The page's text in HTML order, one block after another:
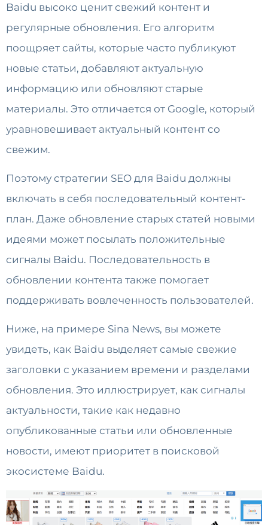
Baidu высоко ценит свежий контент и
регулярные обновления. Его алгоритм
поощряет сайты, которые часто публикуют
новые статьи, добавляют актуальную
информацию или обновляют старые
материалы. Это отличается от Google, который
уравновешивает актуальный контент со
свежим.
Поэтому стратегии SEO для Baidu должны
включать в себя последовательный контент-
план. Даже обновление старых статей новыми
идеями может посылать положительные
сигналы Baidu. Последовательность в
обновлении контента также помогает
поддерживать вовлеченность пользователей.
Ниже, на примере Sina News, вы можете
увидеть, как Baidu выделяет самые свежие
заголовки с указанием времени и разделами
обновления. Это иллюстрирует, как сигналы
актуальности, такие как недавно
опубликованные статьи или обновленные
новости, имеют приоритет в поисковой
экосистеме Baidu.